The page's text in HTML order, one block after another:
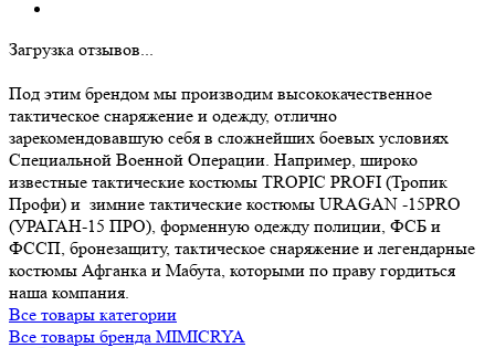
Загрузка отзывов...
Под этим брендом мы производим высококачественное
тактическое снаряжение и одежду, отлично
зарекомендовавшую себя в сложнейших боевых условиях
Специальной Военной Операции. Например, широко
известные тактические костюмы TROPIC PROFI (Тропик
Профи) и зимние тактические костюмы URAGAN -15PRO
(УРАГАН-15 ПРО), форменную одежду полиции, ФСБ и
ФССП, бронезащиту, тактическое снаряжение и легендарные
костюмы Афганка и Мабута, которыми по праву гордиться
наша компания.
Все товары категории
Все товары бренда MIMICRYA